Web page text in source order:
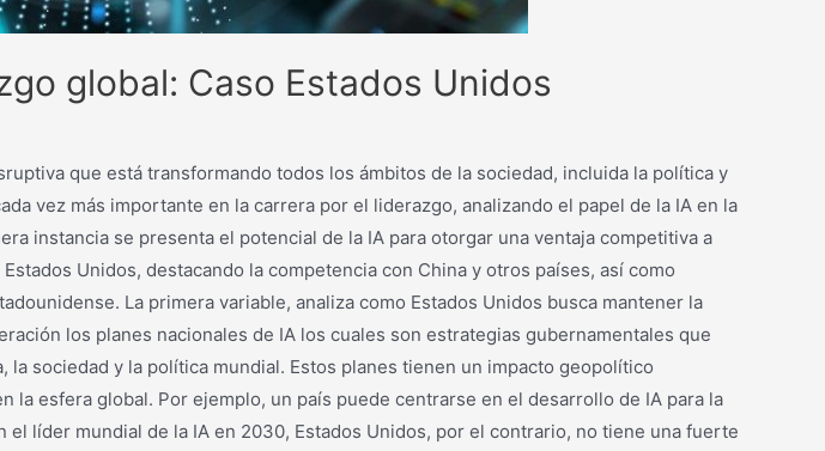
global: Caso Estados Unidos
que está transformando todos los ámbitos de la sociedad, incluida la política y
vez más importante en la carrera por el liderazgo, analizando el papel de la IA en la
instancia se presenta el potencial de la IA para otorgar una ventaja competitiva a
Unidos, destacando la competencia con China y otros países, así como
La primera variable, analiza como Estados Unidos busca mantener la
los planes nacionales de IA los cuales son estrategias gubernamentales que
sociedad y la política mundial. Estos planes tienen un impacto geopolítico
esfera global. Por ejemplo, un país puede centrarse en el desarrollo de IA para la
líder mundial de la IA en 2030, Estados Unidos, por el contrario, no tiene una fuerte